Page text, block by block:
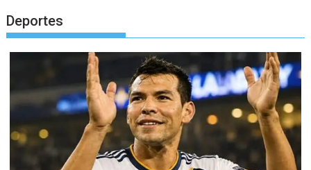
Deportes